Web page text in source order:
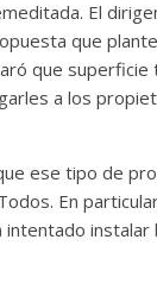
El
que
que
a los
ese tipo de
En